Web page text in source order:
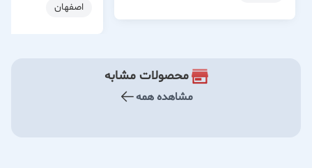
اصفهان
محصولات مشابه
مشاهده همه